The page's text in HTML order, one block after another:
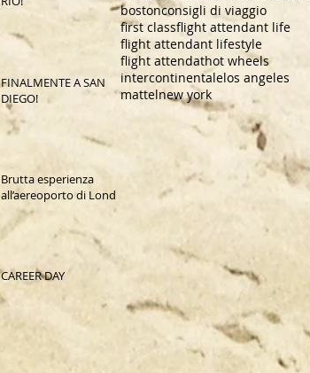
FINALMENTE A SAN
DIEGO!
Brutta esperienza
all’aereoporto di Londra
CAREER DAY
bostonconsigli di viaggio
first classflight attendant life
flight attendant lifestyle
flight attendathot wheels
intercontinentalelos angeles
mattelnew york